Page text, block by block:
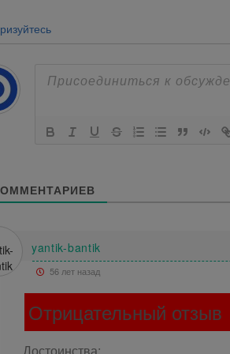
yantik-bantik
56 лет назад
Отрицательный отзыв